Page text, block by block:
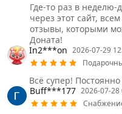
Где-то раз в
через этот сайт,
отзывы, которыми
Доната!
In2***on 2026-07-29
Всё супер!
Buff***177 2026-07-28